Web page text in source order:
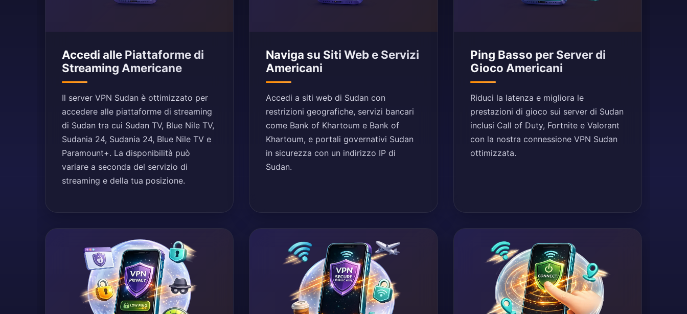
Accedi alle Piattaforme di
Streaming Americane
Il server VPN Sudan è ottimizzato per
accedere alle piattaforme di streaming
di Sudan tra cui Sudan TV, Blue Nile TV,
Sudania 24, Sudania 24, Blue Nile TV e
Paramount+. La disponibilità può
variare a seconda del servizio di
streaming e della tua posizione.
Naviga su Siti Web e Servizi
Americani
Accedi a siti web di Sudan con
restrizioni geografiche, servizi bancari
come Bank of Khartoum e Bank of
Khartoum, e portali governativi Sudan
in sicurezza con un indirizzo IP di
Sudan.
Ping Basso per Server di
Gioco Americani
Riduci la latenza e migliora le
prestazioni di gioco sui server di Sudan
inclusi Call of Duty, Fortnite e Valorant
con la nostra connessione VPN Sudan
ottimizzata.